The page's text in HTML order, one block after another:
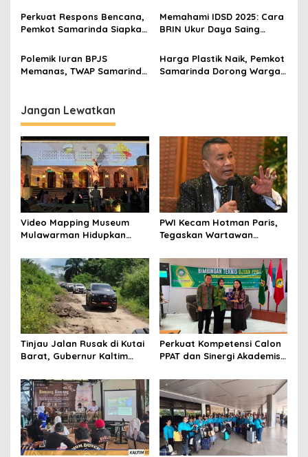
Samarinda
Farm
Perkuat Respons Bencana,
Pemkot Samarinda Siapkan
Memahami IDSD 2025: Cara
BRIN Ukur Daya Saing
Lapangan
Polemik Iuran BPJS
Memanas, TWAP Samarinda
Harga Plastik Naik, Pemkot
Samarinda Dorong Warga
Jangan Lewatkan
Video Mapping Museum
Mulawarman Hidupkan
Melenu
PWI Kecam Hotman Paris,
Tegaskan Wartawan
Tinjau Jalan Rusak di Kutai
Barat, Gubernur Kaltim
Kilometer
Perkuat Kompetensi Calon
PPAT dan Sinergi Akademis,
Bimtek Ujian PPAT 2026